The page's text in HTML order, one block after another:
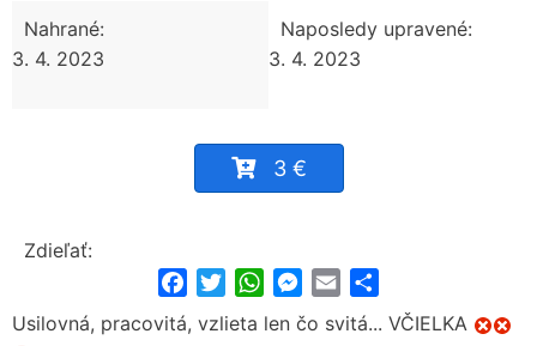
Nahrané:
3. 4. 2023
Naposledy upravené:
3. 4. 2023
3 €
Zdieľať:
FacebookTwitterWhatsApp
Messenger
Email
Usilovná, pracovitá, vzlieta len čo svitá... VČIELKA